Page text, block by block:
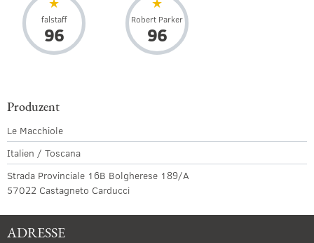
falstaff
96
Robert Parker
96
Produzent
Le Macchiole
Italien / Toscana
Strada Provinciale 16B Bolgherese 189/A
57022 Castagneto Carducci
ADRESSE